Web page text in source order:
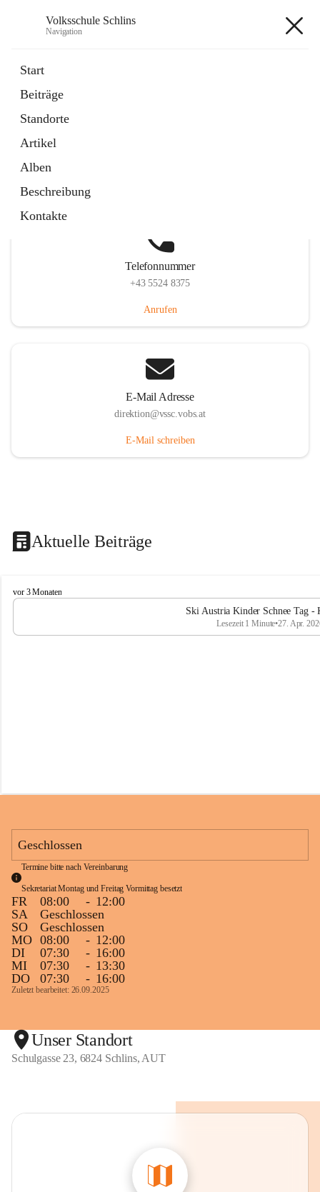
Volksschule Schlins
Navigation
Start
Beiträge
Standorte
Artikel
Alben
Beschreibung
Kontakte
Telefonnummer
+43 5524 8375
Anrufen
E-Mail Adresse
direktion@vssc.vobs.at
E-Mail schreiben
Aktuelle Beiträge
V
o
k
n
vor 3 Monaten
Ski Austria Kinder Schnee Tag -
Lesezeit 1 Minute•27. Apr.
Geschlossen
Termine bitte nach Vereinbarung
Sekretariat Montag und Freitag Vormittag besetzt
FR 08:00 - 12:00
SA
Geschlossen
SO
Geschlossen
MO 08:00 - 12:00
DI
07:30 - 16:00
MI
07:30 - 13:30
DO
07:30 - 16:00
Zuletzt bearbeitet: 26.09.2025
Unser Standort
Schulgasse 23, 6824 Schlins, AUT